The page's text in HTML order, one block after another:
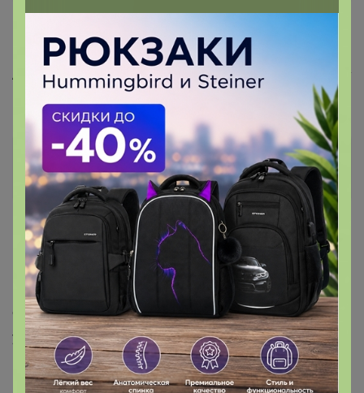
10 октября, 2021 10:34
Artemida,здравствуйте. Подскажите пожалуйста я могу
в эту же закупку заказать ещё шоколалные дропсы?
Артемида
Бронзовый организатор
10 октября, 2021 13:11
Lenchiboyka
, Здравствуйте. Если Вы говорите именно
по эту 35 закупку,то да конечно. В этой закупке стоп 13
октября. И Вы можете корректировать свой заказ,как
угодно до этого числа